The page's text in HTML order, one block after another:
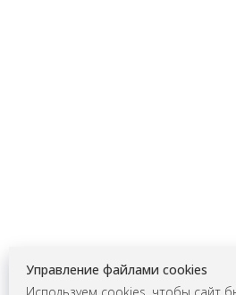
Управление файлами cookies